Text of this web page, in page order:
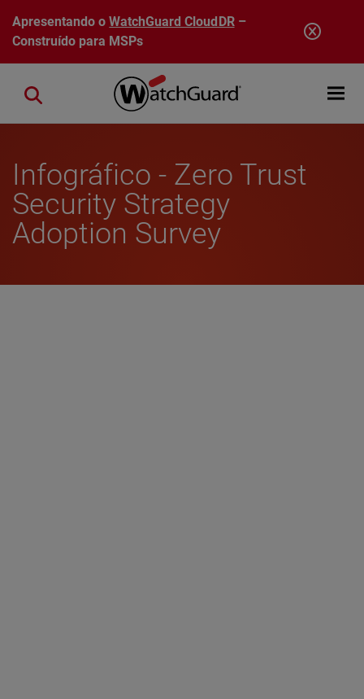
Pular para o conteúdo principal
Apresentando oWatchGuard CloudDR–
Construído para MSPs
Open
Close search
Infográfico - Zero Trust
Security Strategy
Adoption Survey